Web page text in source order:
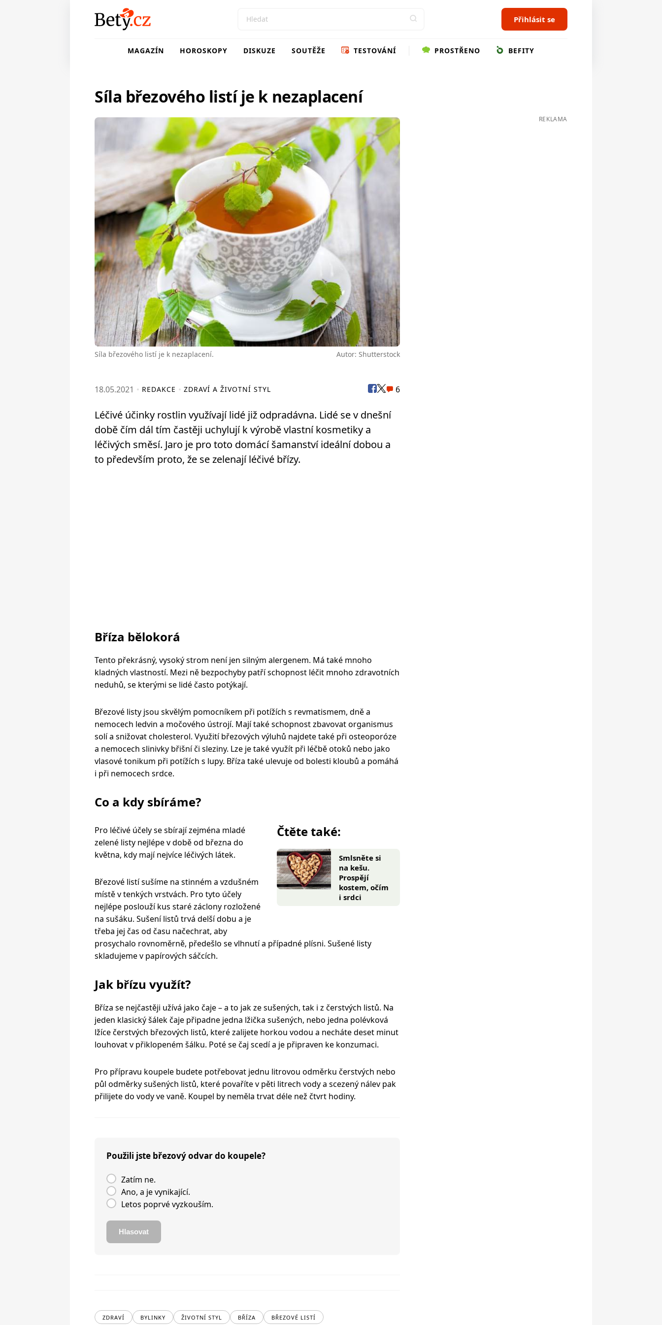
Přihlásit se
MAGAZÍN HOROSKOPY DISKUZE SOUTĚŽE TESTOVÁNÍ PROSTŘENO BEFITY
Síla březového listí je k nezaplacení
Síla březového listí je k nezaplacení. Autor: Shutterstock
18.05.2021 REDAKCE ZDRAVÍ A ŽIVOTNÍ STYL 6
Léčivé účinky rostlin využívají lidé již odpradávna. Lidé se v dnešní
době čím dál tím častěji uchylují k výrobě vlastní kosmetiky a
léčivých směsí. Jaro je pro toto domácí šamanství ideální dobou a
to především proto, že se zelenají léčivé břízy.
Bříza bělokorá
Tento překrásný, vysoký strom není jen silným alergenem. Má také mnoho
kladných vlastností. Mezi ně bezpochyby patří schopnost léčit mnoho zdravotních
neduhů, se kterými se lidé často potýkají.
Březové listy jsou skvělým pomocníkem při potížích s revmatismem, dně a
nemocech ledvin a močového ústrojí. Mají také schopnost zbavovat organismus
solí a snižovat cholesterol. Využití březových výluhů najdete také při osteoporóze
a nemocech slinivky břišní či sleziny. Lze je také využít při léčbě otoků nebo jako
vlasové tonikum při potížích s lupy. Bříza také ulevuje od bolesti kloubů a pomáhá
i při nemocech srdce.
Co a kdy sbíráme?
Čtěte také:
Smlsněte si
na kešu.
Prospějí
kostem, očím
i srdci
Pro léčivé účely se sbírají zejména mladé
zelené listy nejlépe v době od března do
května, kdy mají nejvíce léčivých látek.
Březové listí sušíme na stinném a vzdušném
místě v tenkých vrstvách. Pro tyto účely
nejlépe poslouží kus staré záclony rozložené
na sušáku. Sušení listů trvá delší dobu a je
třeba jej čas od času načechrat, aby
prosychalo rovnoměrně, předešlo se vlhnutí a případné plísni. Sušené listy
skladujeme v papírových sáčcích.
Jak břízu využít?
Bříza se nejčastěji užívá jako čaje – a to jak ze sušených, tak i z čerstvých listů. Na
jeden klasický šálek čaje připadne jedna lžička sušených, nebo jedna polévková
lžíce čerstvých březových listů, které zalijete horkou vodou a necháte deset minut
louhovat v přiklopeném šálku. Poté se čaj scedí a je připraven ke konzumaci.
Pro přípravu koupele budete potřebovat jednu litrovou odměrku čerstvých nebo
půl odměrky sušených listů, které povaříte v pěti litrech vody a scezený nálev pak
přilijete do vody ve vaně. Koupel by neměla trvat déle než čtvrt hodiny.
Použili jste březový odvar do koupele?
Zatím ne.
Ano, a je vynikající.
Letos poprvé vyzkouším.
Hlasovat
ZDRAVÍ BYLINKY ŽIVOTNÍ STYL BŘÍZA BŘEZOVÉ LISTÍ
REKLAMA